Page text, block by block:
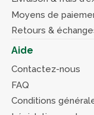
Moyens de
Retours &
Aide
Contactez-nous
FAQ
Conditions